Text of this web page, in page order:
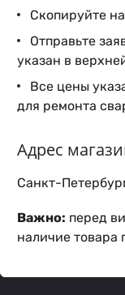
Скопируйте
Отправьте
указан в
Все цены
для ремонта
Адрес
Санкт-
Важно: перед
наличие товара